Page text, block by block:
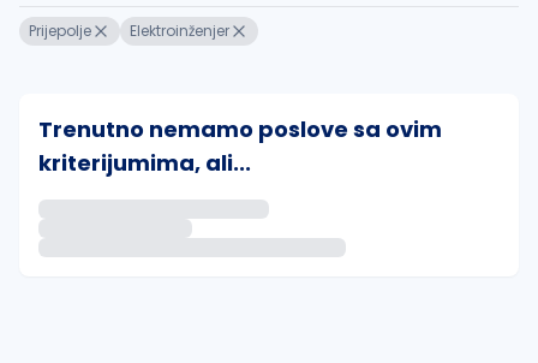
Prijepolje Elektroinženjer
Trenutno nemamo poslove sa ovim
kriterijumima, ali...